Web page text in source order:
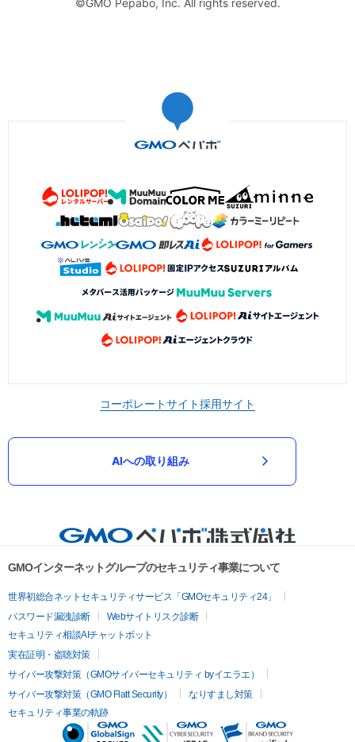
©GMO Pepabo, Inc. All rights reserved.
コーポレートサイト採用サイト
AIへの取り組み
GMOインターネットグループのセキュリティ事業について
世界初総合ネットセキュリティサービス「GMOセキュリティ24」
パスワード漏洩診断
Webサイトリスク診断
セキュリティ相談AIチャットボット
実在証明・盗聴対策
サイバー攻撃対策（GMOサイバーセキュリティ byイエラエ）
サイバー攻撃対策（GMO Flatt Security）
なりすまし対策
セキュリティ事業の軌跡